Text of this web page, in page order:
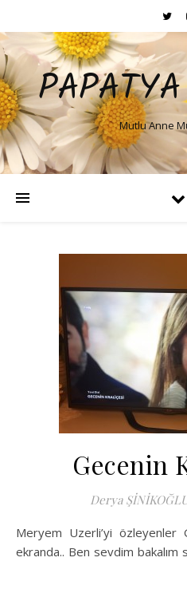
Mutlu Anne
Gecenin
Derya
Meryem Uzerli’yi özleyenler Gecenin Kraliçesi sizler için
ekranda.. Ben sevdim bakalım